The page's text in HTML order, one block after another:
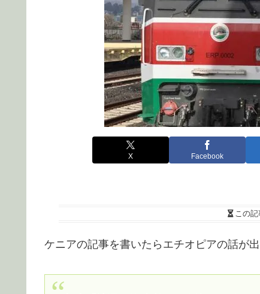
X Facebook
この記
ケニアの記事を書いたらエチオピアの話が